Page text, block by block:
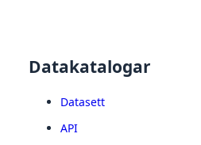
Datakatalogar
Datasett
API